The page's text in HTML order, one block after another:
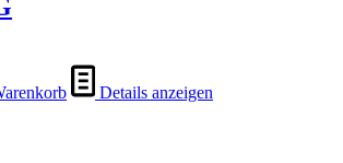
Details anzeigen